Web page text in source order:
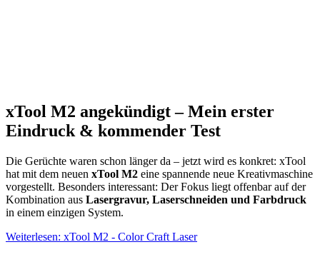
xTool M2 angekündigt – Mein erster
Eindruck & kommender Test
Die Gerüchte waren schon länger da – jetzt wird es konkret: xTool
hat mit dem neuen xTool M2 eine spannende neue Kreativmaschine
vorgestellt. Besonders interessant: Der Fokus liegt offenbar auf der
Kombination aus Lasergravur, Laserschneiden und Farbdruck
in einem einzigen System.
Weiterlesen: xTool M2 - Color Craft Laser